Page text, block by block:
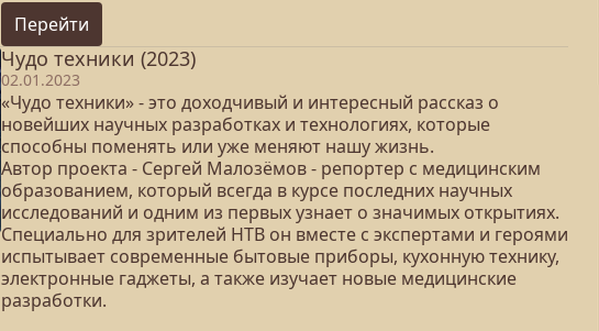
Перейти
Чудо техники (2023)
02.01.2023
«Чудо техники» - это доходчивый и интересный рассказ о
новейших научных разработках и технологиях, которые
способны поменять или уже меняют нашу жизнь.
Автор проекта - Сергей Малозёмов - репортер с медицинским
образованием, который всегда в курсе последних научных
исследований и одним из первых узнает о значимых открытиях.
Специально для зрителей НТВ он вместе с экспертами и героями
испытывает современные бытовые приборы, кухонную технику,
электронные гаджеты, а также изучает новые медицинские
разработки.